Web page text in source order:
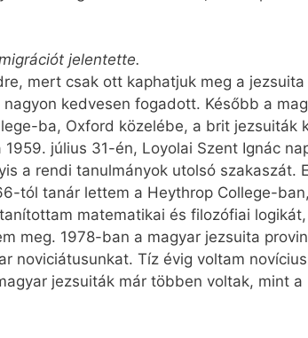
jelentette.
mert csak ott kaphatjuk meg a jezsuita
kedvesen fogadott. Később a
ba, Oxford közelébe, a brit jezsuiták
július 31-én, Loyolai Szent Ignác
a rendi tanulmányok utolsó szakaszát.
tól tanár lettem a Heythrop College-
matematikai és filozófiai
meg. 1978-ban a magyar jezsuita
noviciátusunkat. Tíz évig voltam
jezsuiták már többen voltak, mint a